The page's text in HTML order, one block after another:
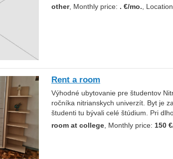
other, Monthly price: . €/mo. ,
Rent a room
Výhodné ubytovanie pre študentov
ročníka nitrianskych univerzít. Byt je
študenti tu bývali celé štúdium. Pri
room at college , Monthly price: 150